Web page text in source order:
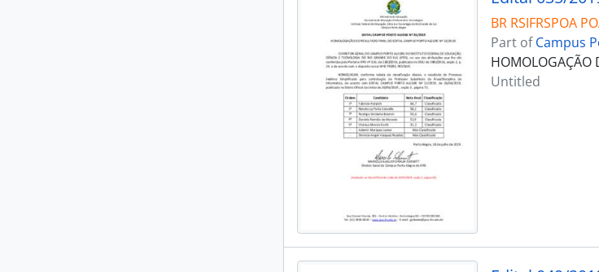
BR RSIFRSPOA
Part ofCampus
HOMOLOGAÇÃO
Untitled